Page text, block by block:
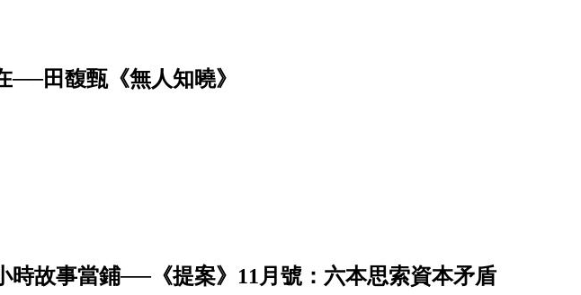
──田馥甄《無人知曉》
時故事當鋪──《提案》11月號：六本思索資本矛盾